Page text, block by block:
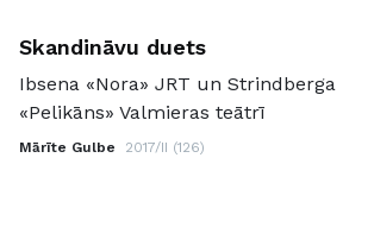
Skandināvu duets
Ibsena «Nora» JRT un Strindberga
«Pelikāns» Valmieras teātrī
Mārīte Gulbe 2017/II (126)